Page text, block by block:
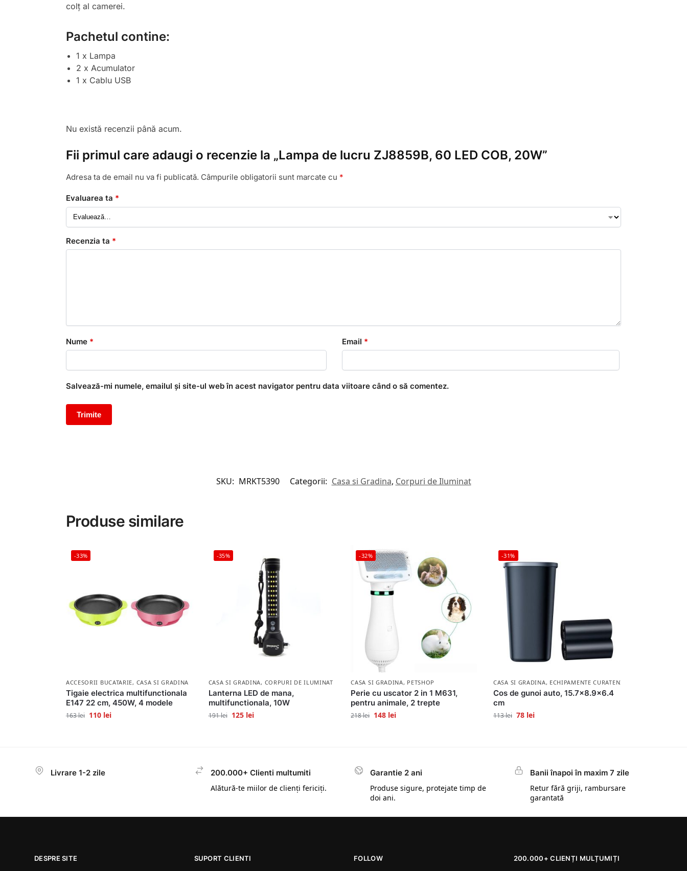
colț al camerei.
Pachetul contine:
1 x Lampa
2 x Acumulator
1 x Cablu USB
Nu există recenzii până acum.
Fii primul care adaugi o recenzie la „Lampa de lucru ZJ8859B, 60 LED COB, 20W”
Adresa ta de email nu va fi publicată. Câmpurile obligatorii sunt marcate cu *
Evaluarea ta *
Recenzia ta *
Nume * Email *
Salvează-mi numele, emailul și site-ul web în acest navigator pentru data viitoare când o să comentez.
SKU: MRKT5390 Categorii: Casa si Gradina, Corpuri de Iluminat
Produse similare
-33%
ACCESORII BUCATARIE, CASA SI GRADINA
Tigaie electrica multifunctionala
E147 22 cm, 450W, 4 modele
163lei 110 lei
-35%
CASA SI GRADINA, CORPURI DE ILUMINAT
Lanterna LED de mana,
multifunctionala, 10W
191lei 125 lei
-32%
CASA SI GRADINA, PETSHOP
Perie cu uscator 2 in 1 M631,
pentru animale, 2 trepte
218lei 148 lei
-31%
CASA SI GRADINA, ECHIPAMENTE CURATENIE SI IGIENA
Cos de gunoi auto, 15.7×8.9×6.4
cm
113lei 78 lei
Livrare 1-2 zile
200.000+ Clienti multumiti
Alătură-te miilor de clienți fericiți.
Garantie 2 ani
Produse sigure, protejate timp de
doi ani.
Banii înapoi în maxim 7 zile
Retur fără griji, rambursare
garantată
DESPRE SITE SUPORT CLIENTI FOLLOW 200.000+ CLIENȚI MULȚUMIȚI